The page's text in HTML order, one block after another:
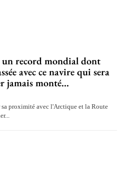
un record mondial dont
avec ce navire qui sera
jamais monté...
proximité avec l'Arctique et la Route